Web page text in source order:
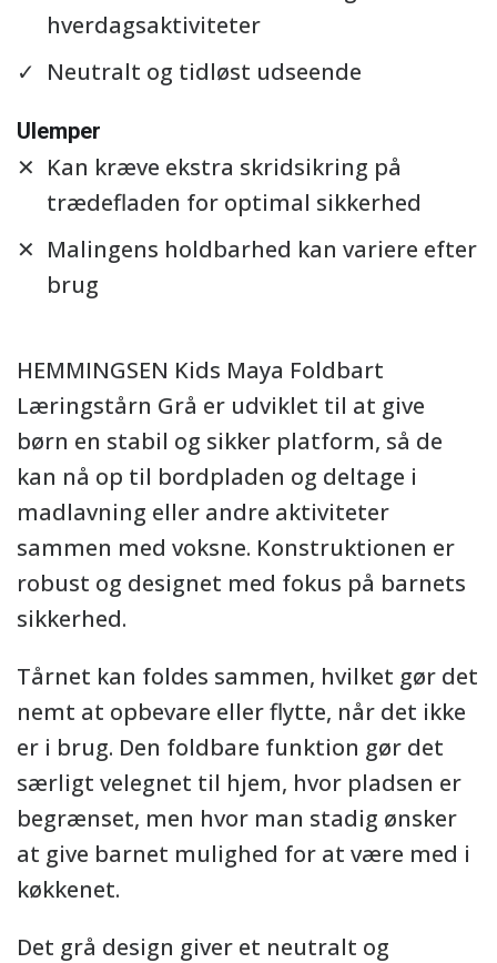
HEMMINGSEN Kids Maya Foldbart
Læringstårn Grå er udviklet til at give
børn en stabil og sikker platform, så de
kan nå op til bordpladen og deltage i
madlavning eller andre aktiviteter
sammen med voksne. Konstruktionen er
robust og designet med fokus på barnets
sikkerhed.
Tårnet kan foldes sammen, hvilket gør det
nemt at opbevare eller flytte, når det ikke
er i brug. Den foldbare funktion gør det
særligt velegnet til hjem, hvor pladsen er
begrænset, men hvor man stadig ønsker
at give barnet mulighed for at være med i
køkkenet.
Det grå design giver et neutralt og
hverdagsaktiviteter
Neutralt og tidløst udseende
Ulemper
Kan kræve ekstra skridsikring på
trædefladen for optimal sikkerhed
Malingens holdbarhed kan variere efter
brug